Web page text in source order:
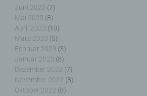
Juni 2023 (7)
Mai 2023 (8)
April 2023 (10)
März 2023 (5)
Februar 2023 (3)
Januar 2023 (8)
Dezember 2022 (7)
November 2022 (8)
Oktober 2022 (8)
Dritter ist eine natürliche oder
Behörde, Einrichtung oder andere
betroffenen Person, dem
Auftragsverarbeiter und den
der unmittelbaren
Verantwortlichen oder des
befugt sind, die
verarbeiten.